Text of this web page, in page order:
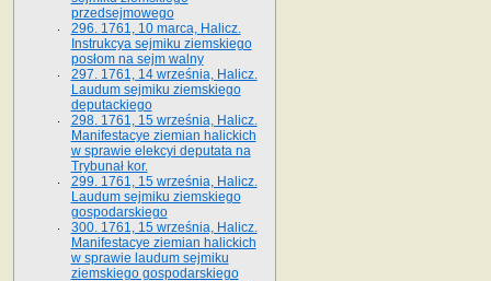
przedsejmowego
296. 1761, 10 marca, Halicz.
Instrukcya sejmiku ziemskiego
posłom na sejm walny
297. 1761, 14 września, Halicz.
Laudum sejmiku ziemskiego
deputackiego
298. 1761, 15 września, Halicz.
Manifestacye ziemian halickich
w sprawie elekcyi deputata na
Trybunał kor.
299. 1761, 15 września, Halicz.
Laudum sejmiku ziemskiego
gospodarskiego
300. 1761, 15 września, Halicz.
Manifestacye ziemian halickich
w sprawie laudum sejmiku
ziemskiego gospodarskiego